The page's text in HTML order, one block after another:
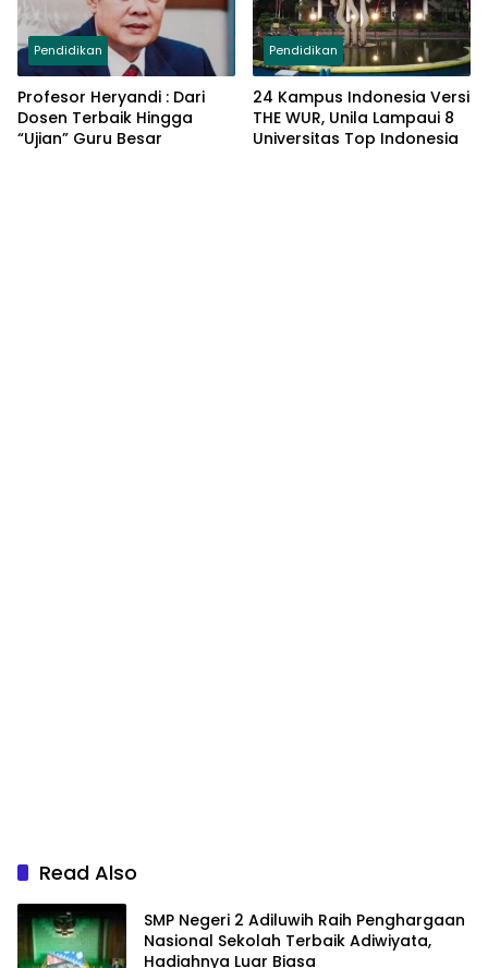
Pendidikan
Profesor Heryandi : Dari
Dosen Terbaik Hingga
“Ujian” Guru Besar
Pendidikan
24 Kampus Indonesia Versi
THE WUR, Unila Lampaui 8
Universitas Top Indonesia
Read Also
SMP Negeri 2 Adiluwih Raih Penghargaan
Nasional Sekolah Terbaik Adiwiyata,
Hadiahnya Luar Biasa